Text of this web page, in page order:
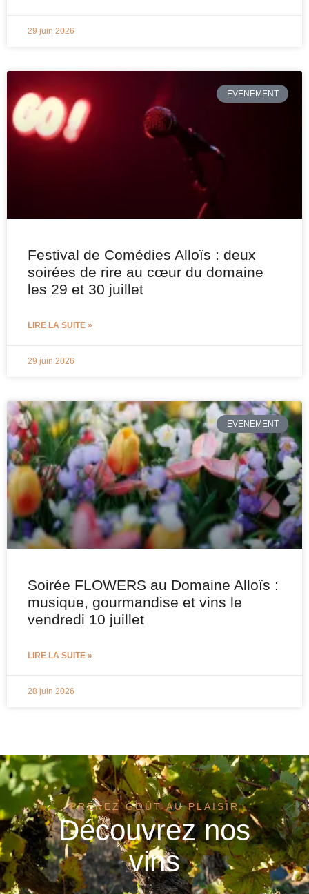
29 juin 2026
EVENEMENT
Festival de Comédies Alloïs : deux
soirées de rire au cœur du domaine
les 29 et 30 juillet
LIRE LA SUITE »
29 juin 2026
EVENEMENT
Soirée FLOWERS au Domaine Alloïs :
musique, gourmandise et vins le
vendredi 10 juillet
LIRE LA SUITE »
28 juin 2026
PRENEZ GOÛT AU PLAISIR
Découvrez nos
vins